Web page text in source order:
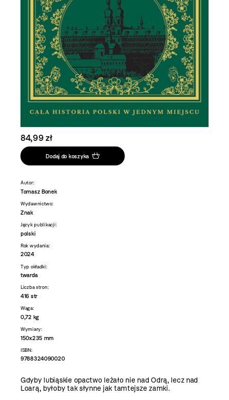
84,99 zł
Dodaj do koszyka
Autor:
Tomasz Bonek
Wydawnictwo:
Znak
Język publikacji:
polski
Rok wydania:
2024
Typ okładki:
twarda
Liczba stron:
416 str
Waga:
0,72 kg
Wymiary:
150x235 mm
ISBN:
9788324090020
Gdyby lubiąskie opactwo leżało nie nad Odrą, lecz nad
Loarą, byłoby tak słynne jak tamtejsze zamki.